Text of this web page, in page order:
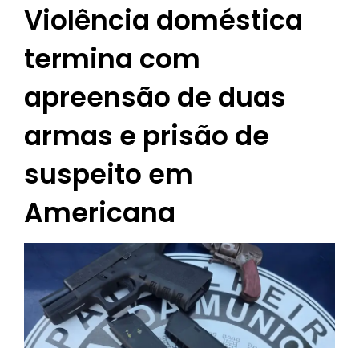
Violência doméstica
termina com
apreensão de duas
armas e prisão de
suspeito em
Americana